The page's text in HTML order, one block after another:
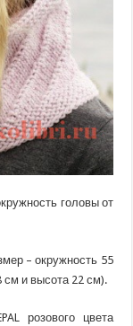
головы от
– окружность 55
см и высота 22 см).
розового цвета